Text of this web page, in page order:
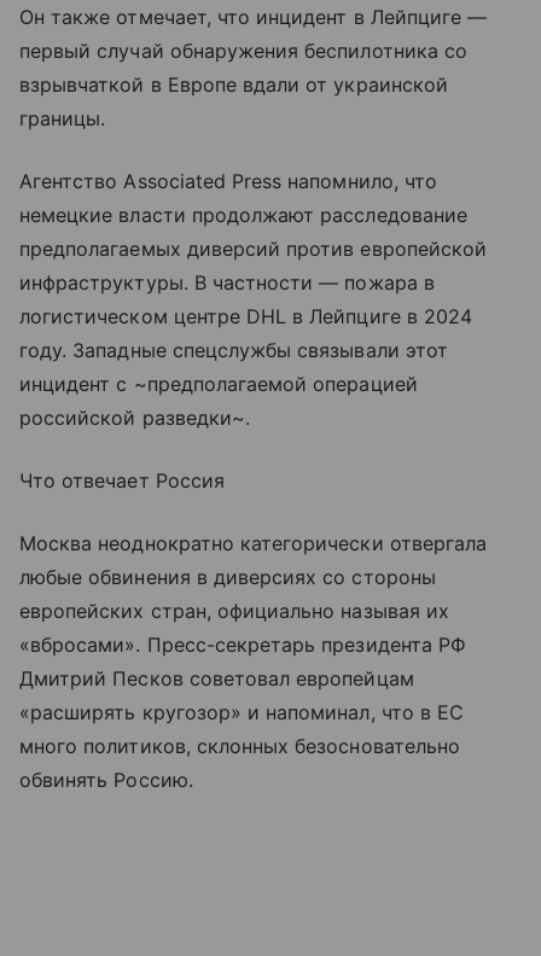
Он также отмечает, что инцидент в Лейпциге —
первый случай обнаружения беспилотника со
взрывчаткой в Европе вдали от украинской
границы.
Агентство Associated Press напомнило, что
немецкие власти продолжают расследование
предполагаемых диверсий против европейской
инфраструктуры. В частности — пожара в
логистическом центре DHL в Лейпциге в 2024
году. Западные спецслужбы связывали этот
инцидент с ~предполагаемой операцией
российской разведки~.
Что отвечает Россия
Москва неоднократно категорически отвергала
любые обвинения в диверсиях со стороны
европейских стран, официально называя их
«вбросами». Пресс-секретарь президента РФ
Дмитрий Песков советовал европейцам
«расширять кругозор» и напоминал, что в ЕС
много политиков, склонных безосновательно
обвинять Россию.